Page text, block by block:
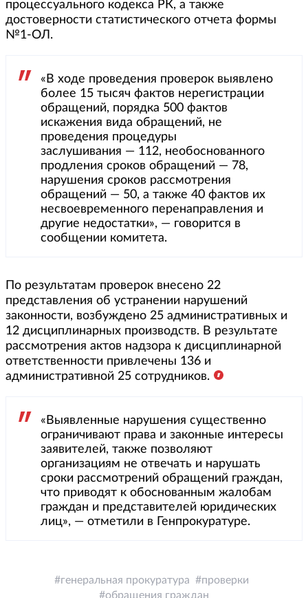
процессуального кодекса РК, а также
достоверности статистического отчета формы
№1-ОЛ.
«В ходе проведения проверок выявлено
более 15 тысяч фактов нерегистрации
обращений, порядка 500 фактов
искажения вида обращений, не
проведения процедуры
заслушивания — 112, необоснованного
продления сроков обращений — 78,
нарушения сроков рассмотрения
обращений — 50, а также 40 фактов их
несвоевременного перенаправления и
другие недостатки», — говорится в
сообщении комитета.
По результатам проверок внесено 22
представления об устранении нарушений
законности, возбуждено 25 административных и
12 дисциплинарных производств. В результате
рассмотрения актов надзора к дисциплинарной
ответственности привлечены 136 и
административной 25 сотрудников.
«Выявленные нарушения существенно
ограничивают права и законные интересы
заявителей, также позволяют
организациям не отвечать и нарушать
сроки рассмотрений обращений граждан,
что приводят к обоснованным жалобам
граждан и представителей юридических
лиц», — отметили в Генпрокуратуре.
генеральная прокуратура
проверки
обращения граждан